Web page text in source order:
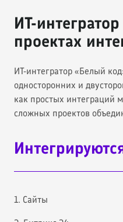
ИТ-
проектах
ИТ-интегратор «Белый
односторонних и
как простых интеграций
сложных проектов
1. Сайты